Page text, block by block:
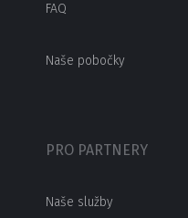
FAQ
Naše pobočky
PRO PARTNERY
Naše služby